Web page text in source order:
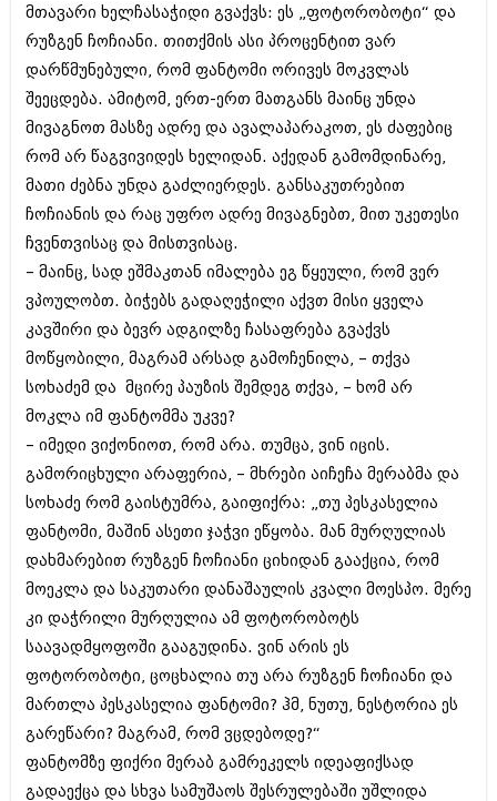
მთავარი ხელჩასაჭიდი გვაქვს: ეს „ფოტორობოტი“ და
რუზგენ ჩოჩიანი. თითქმის ასი პროცენტით ვარ
დარწმუნებული, რომ ფანტომი ორივეს მოკვლას
შეეცდება. ამიტომ, ერთ-ერთ მათგანს მაინც უნდა
მივაგნოთ მასზე ადრე და ავალაპარაკოთ, ეს ძაფებიც
რომ არ წაგვივიდეს ხელიდან. აქედან გამომდინარე,
მათი ძებნა უნდა გაძლიერდეს. განსაკუთრებით
ჩოჩიანის და რაც უფრო ადრე მივაგნებთ, მით უკეთესი
ჩვენთვისაც და მისთვისაც.
– მაინც, სად ეშმაკთან იმალება ეგ წყეული, რომ ვერ
ვპოულობთ. ბიჭებს გადაღეჭილი აქვთ მისი ყველა
კავშირი და ბევრ ადგილზე ჩასაფრება გვაქვს
მოწყობილი, მაგრამ არსად გამოჩენილა, – თქვა
სოხაძემ და მცირე პაუზის შემდეგ თქვა, – ხომ არ
მოკლა იმ ფანტომმა უკვე?
– იმედი ვიქონიოთ, რომ არა. თუმცა, ვინ იცის.
გამორიცხული არაფერია, – მხრები აიჩეჩა მერაბმა და
სოხაძე რომ გაისტუმრა, გაიფიქრა: „თუ პესკასელია
ფანტომი, მაშინ ასეთი ჯაჭვი ეწყობა. მან მურღულიას
დახმარებით რუზგენ ჩოჩიანი ციხიდან გააქცია, რომ
მოეკლა და საკუთარი დანაშაულის კვალი მოესპო. მერე
კი დაჭრილი მურღულია ამ ფოტორობოტს
საავადმყოფოში გააგუდინა. ვინ არის ეს
ფოტორობოტი, ცოცხალია თუ არა რუზგენ ჩოჩიანი და
მართლა პესკასელია ფანტომი? ჰმ, ნუთუ, ნესტორია ეს
გარეწარი? მაგრამ, რომ ვცდებოდე?“
ფანტომზე ფიქრი მერაბ გამრეკელს იდეაფიქსად
გადაექცა და სხვა სამუშაოს შესრულებაში უშლიდა